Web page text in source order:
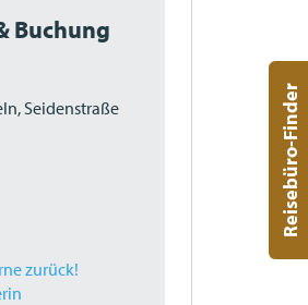
Buchung
Seidenstraße
zurück!
Reisebüro-Finder